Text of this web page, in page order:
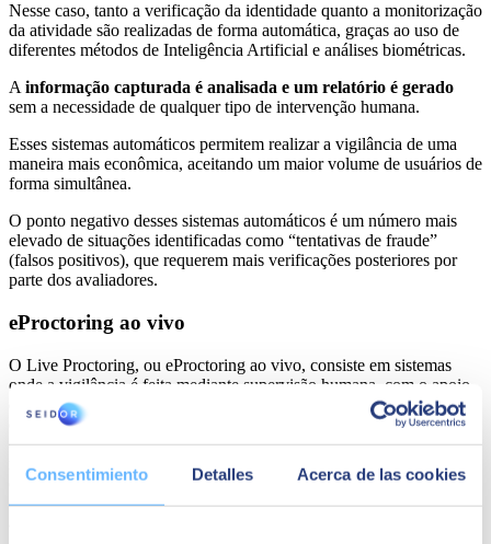
Consentimiento Detalles Acerca de las cookies
Nesse caso, tanto a verificação da identidade quanto a monitorização
da atividade são realizadas de forma automática, graças ao uso de
diferentes métodos de Inteligência Artificial e análises biométricas.
A informação capturada é analisada e um relatório é gerado
sem a necessidade de qualquer tipo de intervenção humana.
Esses sistemas automáticos permitem realizar a vigilância de uma
maneira mais econômica, aceitando um maior volume de usuários de
forma simultânea.
O ponto negativo desses sistemas automáticos é um número mais
elevado de situações identificadas como “tentativas de fraude”
(falsos positivos), que requerem mais verificações posteriores por
parte dos avaliadores.
eProctoring ao vivo
O Live Proctoring, ou eProctoring ao vivo, consiste em sistemas
onde a vigilância é feita mediante supervisão humana, com o apoio
de mecanismos de Inteligência Artificial. O vigilante pode ver o
estudante através de sua webcam, pode ter acesso ao seu navegador
ou desktop e, em alguns casos, ouvir o estudante durante a
realização do exame. Dado que um mesmo vigilante deve poder
controlar vários estudantes ao mesmo tempo, os sistemas de IA se
encarregam de criar alertas que permitem focar a atenção nas